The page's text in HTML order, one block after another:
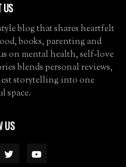
US
blog that shares heartfelt
books, parenting and
on mental health, self-love
blends personal reviews,
storytelling into one
space.
US